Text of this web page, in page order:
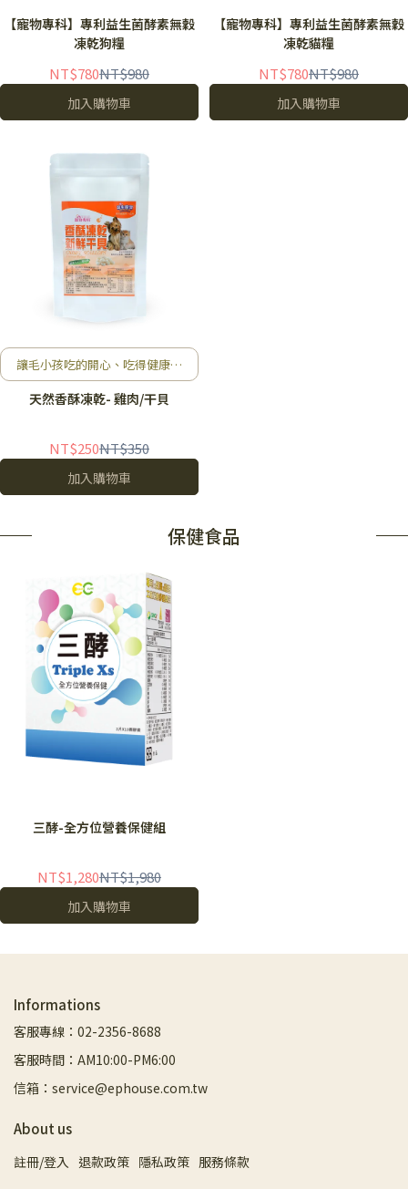
【寵物專科】專利益生菌酵素無穀
凍乾狗糧
NT$780NT$980
加入購物車
【寵物專科】專利益生菌酵素無穀
凍乾貓糧
NT$780NT$980
加入購物車
讓毛小孩吃的開心、吃得健康，
讓毛爸、媽也放心
天然香酥凍乾- 雞肉/干貝
NT$250NT$350
加入購物車
保健食品
三酵-全方位營養保健組
NT$1,280NT$1,980
加入購物車
Informations
客服專線：02-2356-8688
客服時間：AM10:00-PM6:00
信箱：service@ephouse.com.tw
About us
註冊/登入 退款政策 隱私政策 服務條款